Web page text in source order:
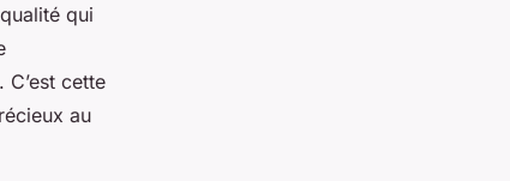
qui
cette
au